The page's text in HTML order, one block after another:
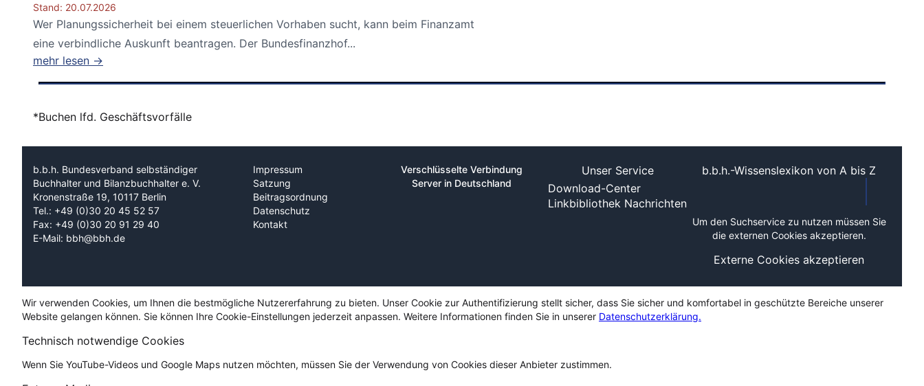
Stand: 20.07.2026
Wer Planungssicherheit bei einem steuerlichen Vorhaben sucht, kann beim Finanzamt
eine verbindliche Auskunft beantragen. Der Bundesfinanzhof...
mehr lesen →
*Buchen lfd. Geschäftsvorfälle
b.b.h. Bundesverband selbständiger
Buchhalter und Bilanzbuchhalter e. V.
Kronenstraße 19, 10117 Berlin
Tel.: +49 (0)30 20 45 52 57
Fax: +49 (0)30 20 91 29 40
E-Mail: bbh@bbh.de
Impressum
Satzung
Beitragsordnung
Datenschutz
Kontakt
Verschlüsselte Verbindung
Server in Deutschland
Unser Service
Download-Center
Linkbibliothek Nachrichten
b.b.h.-Wissenslexikon von A bis Z
Um den Suchservice zu nutzen müssen Sie
die externen Cookies akzeptieren.
Externe Cookies akzeptieren
Wir verwenden Cookies, um Ihnen die bestmögliche Nutzererfahrung zu bieten. Unser Cookie zur Authentifizierung stellt sicher, dass Sie sicher und komfortabel in geschützte Bereiche unserer
Website gelangen können. Sie können Ihre Cookie-Einstellungen jederzeit anpassen. Weitere Informationen finden Sie in unserer Datenschutzerklärung.
Technisch notwendige Cookies
Wenn Sie YouTube-Videos und Google Maps nutzen möchten, müssen Sie der Verwendung von Cookies dieser Anbieter zustimmen.